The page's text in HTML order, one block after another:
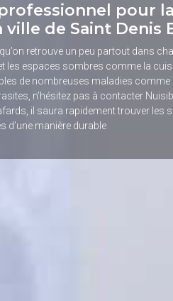
pour
de Saint Denis
retrouve un peu partout dans
les espaces sombres comme la
de nombreuses maladies comme
n’hésitez pas à contacter
il saura rapidement trouver les
d’une manière durable